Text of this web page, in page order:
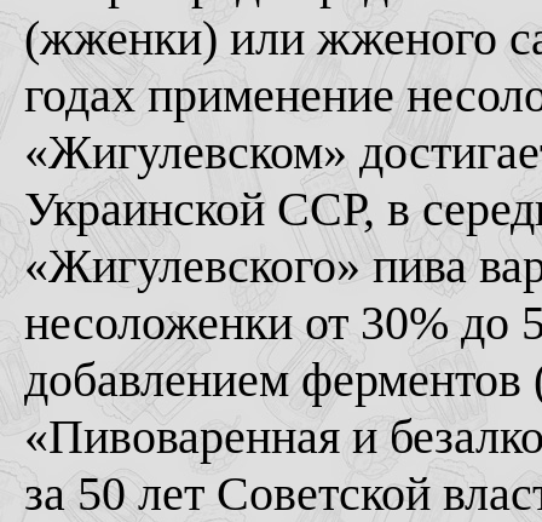
(жженки) или жженого
годах применение
«Жигулевском»
Украинской ССР, в
«Жигулевского» пива
несоложенки от 30% до
добавлением
«Пивоваренная и
за 50 лет Советской